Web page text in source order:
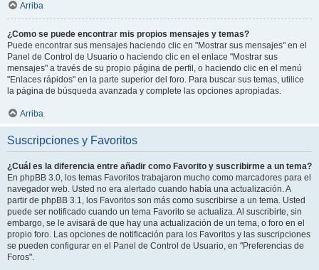
Arriba
¿Como se puede encontrar mis propios mensajes y temas?
Puede encontrar sus mensajes haciendo clic en "Mostrar sus mensajes" en el
Panel de Control de Usuario o haciendo clic en el enlace "Mostrar sus
mensajes" a través de su propio página de perfil, o haciendo clic en el menú
"Enlaces rápidos" en la parte superior del foro. Para buscar sus temas, utilice
la página de búsqueda avanzada y complete las opciones apropiadas.
Arriba
Suscripciones y Favoritos
¿Cuál es la diferencia entre añadir como Favorito y suscribirme a un tema?
En phpBB 3.0, los temas Favoritos trabajaron mucho como marcadores para el
navegador web. Usted no era alertado cuando había una actualización. A
partir de phpBB 3.1, los Favoritos son más como suscribirse a un tema. Usted
puede ser notificado cuando un tema Favorito se actualiza. Al suscribirte, sin
embargo, se le avisará de que hay una actualización de un tema, o foro en el
propio foro. Las opciones de notificación para los Favoritos y las suscripciones
se pueden configurar en el Panel de Control de Usuario, en "Preferencias de
Foros".